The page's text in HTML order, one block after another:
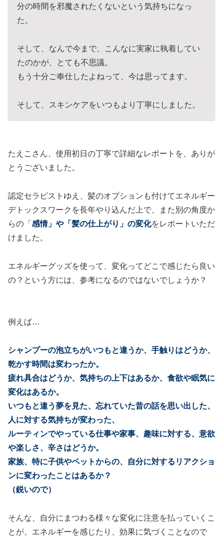
分の時間を邪魔されたくないという気持ちになっ
た。
そして、なんで今まで、こんなに実家に執着してい
たのかが、とても不思議。
もう十分ご奉仕したよねって、今は思ってます。
そして、スキンケアをいつもより丁寧にしました。
たえこさん、使用初日の丁寧で詳細なレポートを、ありが
とうございました。
認定セラピストゆえ、髪のオプションも付けてエネルギー
デトックスワークを長年やり込んだ上で、また別の角度か
らの「 感情」や「髪の仕上がり」の変化をレポートいただ
けました。
エネルギーグッズを使って、変化ってどこで感じたら良い
の？という方には、参考になるのではないでしょうか？
例えば…
シャンプーの泡立ちがいつもと違うか、手触りはどうか、
乾かす時間は変わったか。
疲れ具合はどうか、気持ちの上下はあるか、食欲や眠気に
変化はあるか。
いつもと違う夢を見た、忘れていた昔の話を思い出した、
人に対する気持ちが変わった、
ルーティンでやっている仕事や家事、趣味に対する、意欲
や楽しさ、辛さはどうか。
家族、特に子供やペットからの、自分に対するリアクショ
ンに変わったことはあるか？
（鋭いので）
そんな、自分にまつわる様々な変化に注意を払っていくこ
とが、エネルギーを感じたり、効果に気づくことなので